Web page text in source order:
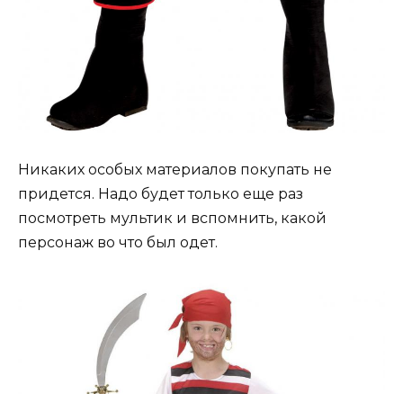
Никаких особых материалов покупать не
придется. Надо будет только еще раз
посмотреть мультик и вспомнить, какой
персонаж во что был одет.